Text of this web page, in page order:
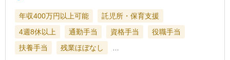
年収400万円以上可能
託児所・保育支援
4週8休以上
通勤手当 資格手当
役職手当
扶養手当
残業ほぼなし